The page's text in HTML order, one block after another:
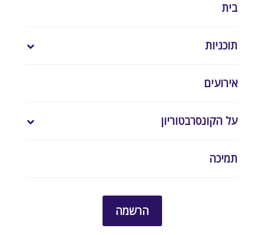
בית
תוכניות
אירועים
על הקונסרבטוריון
תמיכה
הרשמה